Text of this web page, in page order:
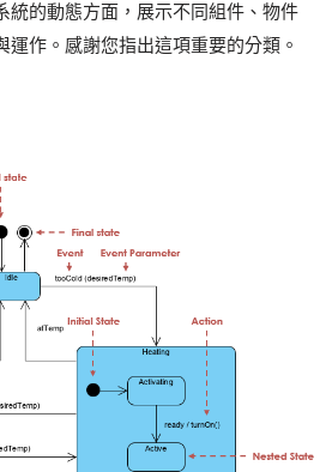
統的動態方面，展示不同組件、物件
運作。感謝您指出這項重要的分類。